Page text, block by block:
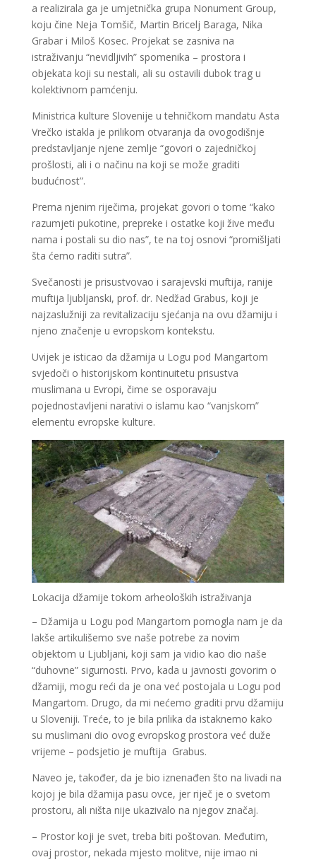
a realizirala ga je umjetnička grupa Nonument Group,
koju čine Neja Tomšič, Martin Bricelj Baraga, Nika
Grabar i Miloš Kosec. Projekat se zasniva na
istraživanju “nevidljivih” spomenika – prostora i
objekata koji su nestali, ali su ostavili dubok trag u
kolektivnom pamćenju.
Ministrica kulture Slovenije u tehničkom mandatu Asta
Vrečko istakla je prilikom otvaranja da ovogodišnje
predstavljanje njene zemlje “govori o zajedničkoj
prošlosti, ali i o načinu na koji se može graditi
budućnost”.
Prema njenim riječima, projekat govori o tome “kako
razumjeti pukotine, prepreke i ostatke koji žive među
nama i postali su dio nas”, te na toj osnovi “promišljati
šta ćemo raditi sutra”.
Svečanosti je prisustvovao i sarajevski muftija, ranije
muftija ljubljanski, prof. dr. Nedžad Grabus, koji je
najzaslužniji za revitalizaciju sjećanja na ovu džamiju i
njeno značenje u evropskom kontekstu.
Uvijek je isticao da džamija u Logu pod Mangartom
svjedoči o historijskom kontinuitetu prisustva
muslimana u Evropi, čime se osporavaju
pojednostavljeni narativi o islamu kao “vanjskom”
elementu evropske kulture.
Lokacija džamije tokom arheoloških istraživanja
– Džamija u Logu pod Mangartom pomogla nam je da
lakše artikulišemo sve naše potrebe za novim
objektom u Ljubljani, koji sam ja vidio kao dio naše
“duhovne” sigurnosti. Prvo, kada u javnosti govorim o
džamiji, mogu reći da je ona već postojala u Logu pod
Mangartom. Drugo, da mi nećemo graditi prvu džamiju
u Sloveniji. Treće, to je bila prilika da istaknemo kako
su muslimani dio ovog evropskog prostora već duže
vrijeme – podsjetio je muftija Grabus.
Naveo je, također, da je bio iznenađen što na livadi na
kojoj je bila džamija pasu ovce, jer riječ je o svetom
prostoru, ali ništa nije ukazivalo na njegov značaj.
– Prostor koji je svet, treba biti poštovan. Međutim,
ovaj prostor, nekada mjesto molitve, nije imao ni